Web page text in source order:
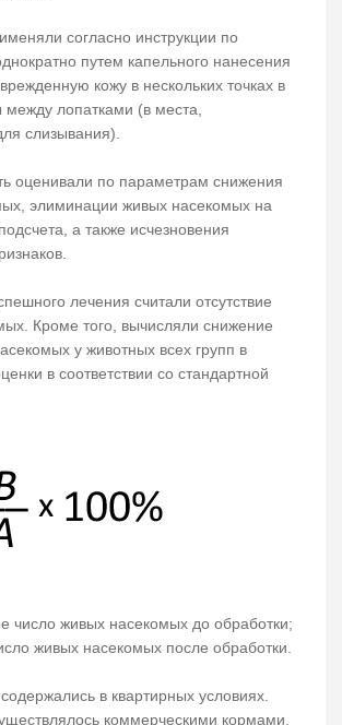
согласно инструкции по
путем капельного нанесения
кожу в нескольких точках в
между лопатками (в места,
слизывания).
оценивали по параметрам снижения
элиминации живых насекомых на
а также исчезновения
лечения считали отсутствие
Кроме того, вычисляли снижение
у животных всех групп в
в соответствии со стандартной
число живых насекомых до обработки;
живых насекомых после обработки.
в квартирных условиях.
коммерческими кормами.